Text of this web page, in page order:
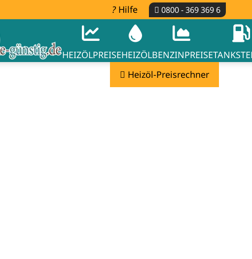
Hilfe 0800 - 369 369 6
HEIZÖLPREISEHEIZÖLBENZINPREISE
Heizöl-Preisrechner